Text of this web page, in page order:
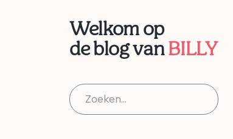
Welkom op
de blog vanBILLY
Rechercher :